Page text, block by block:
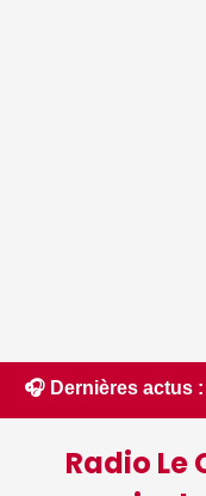
🎧 Dernières actus :
en eau
Radio